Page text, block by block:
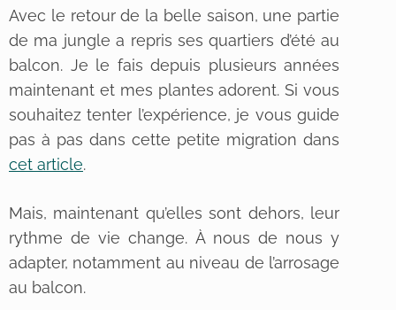
Avec le retour de la belle saison, une partie
de ma jungle a repris ses quartiers d’été au
balcon. Je le fais depuis plusieurs années
maintenant et mes plantes adorent. Si vous
souhaitez tenter l’expérience, je vous guide
pas à pas dans cette petite migrationdans
cet article.
Mais, maintenant qu’elles sont dehors, leur
rythme de vie change. À nous de nous y
adapter, notamment au niveau de l’arrosage
au balcon.